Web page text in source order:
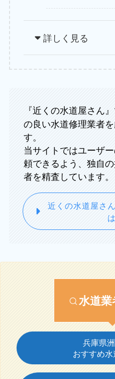
詳しく見る
『近くの水道屋さん』
の良い水道修理業者
す。
当サイトではユーザ
頼できるよう、独自
者を精査しています。
近くの水道屋さ
水道
兵庫県
おすすめ